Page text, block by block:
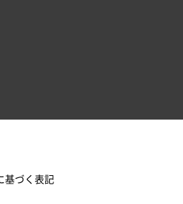
基づく表記